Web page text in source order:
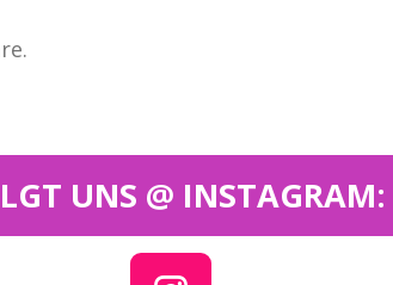
UNS @ INSTAGRAM: